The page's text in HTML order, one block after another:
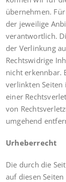
übernehmen.
der jeweilige
verantwortlich.
der Verlinkung
Rechtswidrige
nicht erkennbar.
verlinkten Seiten
einer
von
umgehend
Urheberrecht
Die durch die
auf diesen